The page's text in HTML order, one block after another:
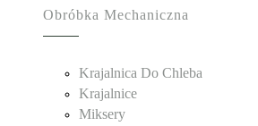
Obróbka Mechaniczna
Krajalnica Do Chleba
Krajalnice
Miksery